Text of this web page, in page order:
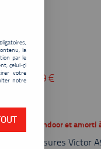
L
de189,00€
: stabilité indoor et amorti
Chaussures Victor
la
par le
celui-ci
votre
notre